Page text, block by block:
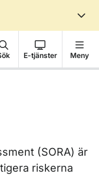
E-tjänster Meny
(SORA) är
riskerna